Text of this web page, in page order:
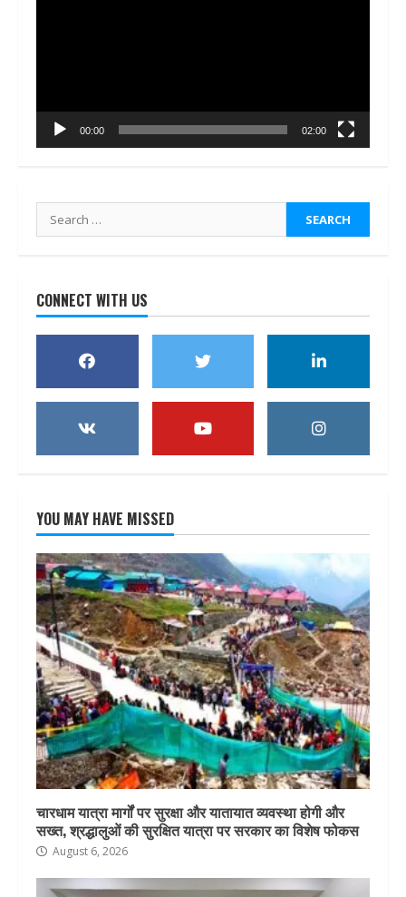
00:00 02:00
Search
for:
CONNECT WITH US
YOU MAY HAVE MISSED
चारधाम यात्रा मार्गों पर सुरक्षा और यातायात व्यवस्था होगी और
सख्त, श्रद्धालुओं की सुरक्षित यात्रा पर सरकार का विशेष फोकस
August 6, 2026